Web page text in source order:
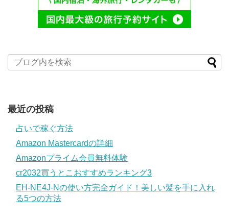
最近の投稿
占いで稼ぐ方法
Amazon Mastercardの詳細
Amazonプライム会員無料体験
cr2032買うとこおすすめランキング3
EH-NE4J-Nの使い方完全ガイド！美しい髪を手に入れ
る5つの方法